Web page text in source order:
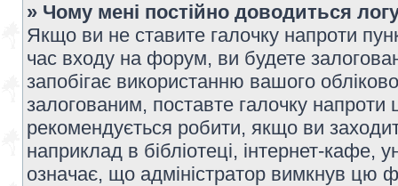
» Чому мені постійно доводиться
Якщо ви не ставите галочку напроти
час входу на форум, ви будете
запобігає використанню вашого
залогованим, поставте галочку
рекомендується робити, якщо ви
наприклад в бібліотеці, інтернет-кафе,
означає, що адміністратор вимкнув цю